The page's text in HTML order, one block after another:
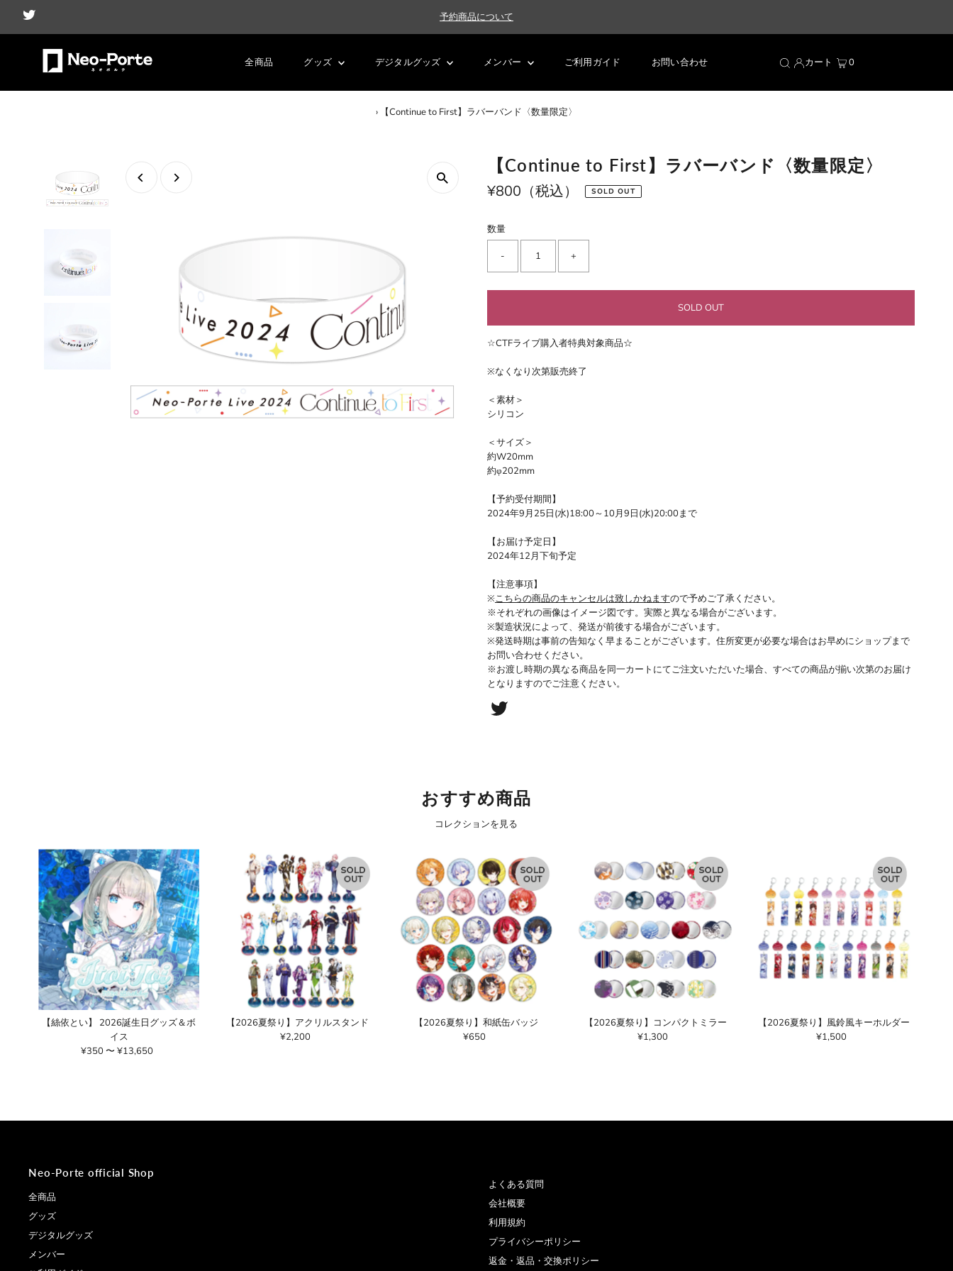
予約商品について
全商品 グッズ デジタルグッズ メンバー ご利用ガイド お問い合わせ カート 0
› 【Continue to First】ラバーバンド〈数量限定〉
【Continue to First】ラバーバンド〈数量限定〉
通
価
格
¥800（税込） SOLD OUT
数量
- +
☆CTFライブ購入者特典対象商品☆
※なくなり次第販売終了
＜素材＞
シリコン
＜サイズ＞
約W20mm
約φ202mm
【予約受付期間】
2024年9月25日(水)18:00～10月9日(水)20:00まで
【お届け予定日】
2024年12月下旬予定
【注意事項】
※こちらの商品のキャンセルは致しかねますので予めご了承ください。
※それぞれの画像はイメージ図です。実際と異なる場合がございます。
※製造状況によって、発送が前後する場合がございます。
※発送時期は事前の告知なく早まることがございます。住所変更が必要な場合はお早めにショップまで
お問い合わせください。
※お渡し時期の異なる商品を同一カートにてご注文いただいた場合、すべての商品が揃い次第のお届け
となりますのでご注意ください。
おすすめ商品
コレクションを見る
【絲依とい】 2026誕生日グッズ＆ボ
イス
通
¥350 〜 ¥13,650
【2026夏祭り】アクリルスタンド
通
¥2,200
【2026夏祭り】和紙缶バッジ
通
¥650
【2026夏祭り】コンパクトミラー
通
¥1,300
【2026夏祭り】風鈴風キーホルダー
通
¥1,500
Neo-Porte official Shop
全商品
グッズ
デジタルグッズ
メンバー
よくある質問
会社概要
利用規約
プライバシーポリシー
返金・返品・交換ポリシー